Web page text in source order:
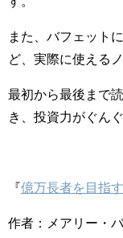
また、バフェット
ど、実際に使える
最初から最後まで
き、投資力がぐん
『億万長者を目指
作者：メアリー・